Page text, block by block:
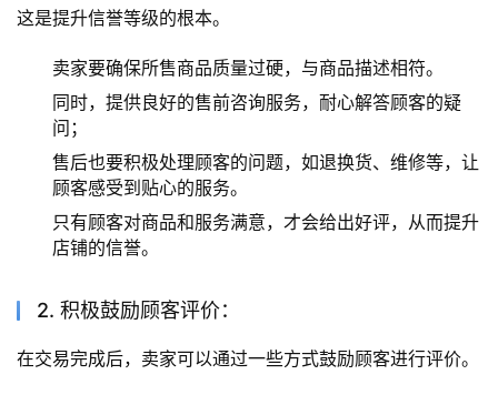
这是提升信誉等级的根本。
卖家要确保所售商品质量过硬，与商品描述相符。
同时，提供良好的售前咨询服务，耐心解答顾客的疑
问；
售后也要积极处理顾客的问题，如退换货、维修等，让
顾客感受到贴心的服务。
只有顾客对商品和服务满意，才会给出好评，从而提升
店铺的信誉。
2. 积极鼓励顾客评价：
在交易完成后，卖家可以通过一些方式鼓励顾客进行评价。